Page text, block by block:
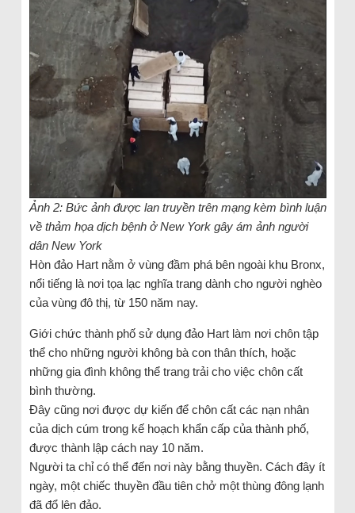
Ảnh 2: Bức ảnh được lan truyền trên mạng kèm bình luận
về thảm họa dịch bệnh ở New York gây ám ảnh người
dân New York
Hòn đảo Hart nằm ở vùng đầm phá bên ngoài khu Bronx,
nổi tiếng là nơi tọa lạc nghĩa trang dành cho người nghèo
của vùng đô thị, từ 150 năm nay.
Giới chức thành phố sử dụng đảo Hart làm nơi chôn tập
thể cho những người không bà con thân thích, hoặc
những gia đình không thể trang trải cho việc chôn cất
bình thường.
Đây cũng nơi được dự kiến để chôn cất các nạn nhân
của dịch cúm trong kế hoạch khẩn cấp của thành phố,
được thành lập cách nay 10 năm.
Người ta chỉ có thể đến nơi này bằng thuyền. Cách đây ít
ngày, một chiếc thuyền đầu tiên chở một thùng đông lạnh
đã đổ lên đảo.